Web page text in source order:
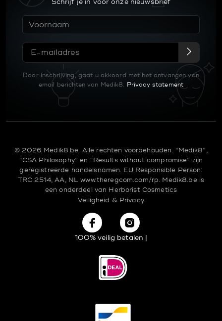
Door inschrijving, gaat u akkoord met het ontvangen van
email berichten van Medik8. Privacy statement
© 2026 Medik8.be. Alle rechten voorbehouden. “Medik8”,
“CSA Philosophy” en “Results without compromise” zijn
geregistreerde handelsnamen. EU Responsible Person:
TRC 2514, AA, NLwww.theregcom.com/rp. Medik8.be is
een onderdeel van Herborist Cosmetics
Veiligheid & Privacy
100% veilig betalen |